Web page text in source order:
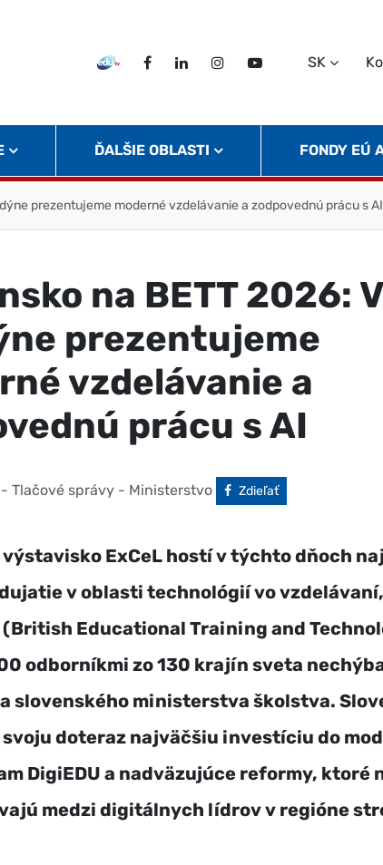
EDU TVFacebookLinkedInInstagram
Twitter
SK
ĎALŠIE OBLASTI FONDY EÚ
prezentujeme moderné vzdelávanie a zodpovednú prácu s AI
na BETT 2026: V
prezentujeme
vzdelávanie a
prácu s AI
- Tlačové správy - Ministerstvo Facebook
Zdieľať
ExCeL hostí v týchto dňoch
v oblasti technológií vo
(British Educational Training and
odborníkmi zo 130 krajín sveta
slovenského ministerstva školstva.
doteraz najväčšiu investíciu do
DigiEDU a nadväzujúce reformy, ktoré
medzi digitálnych lídrov v regióne